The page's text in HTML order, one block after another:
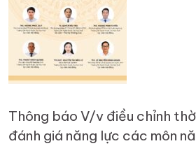
Thông báo V/v điều chỉnh
đánh giá năng lực các môn